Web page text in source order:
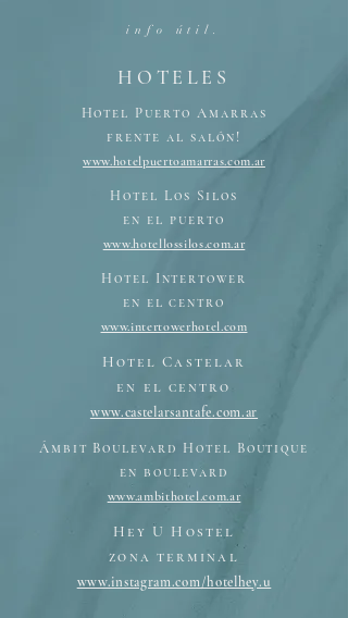
info útil.
HOTELES
Hotel Puerto Amarras
frente al salón!
www.hotelpuertoamarras.com.ar
Hotel Los Silos
en el puerto
www.hotellossilos.com.ar
Hotel Intertower
en el centro
www.intertowerhotel.com
Hotel Castelar
en el centro
www.castelarsantafe.com.ar
Ámbit Boulevard Hotel Boutique
en boulevard
www.ambithotel.com.ar
Hey U Hostel
zona terminal
www.instagram.com/hotelhey.u